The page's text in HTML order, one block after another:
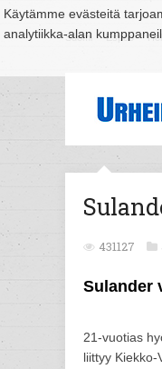
Käytämme evästeitä
analytiikka-alan
Suomi Espoo
431127
Sulander
21-vuotias
liittyy Kiekko-